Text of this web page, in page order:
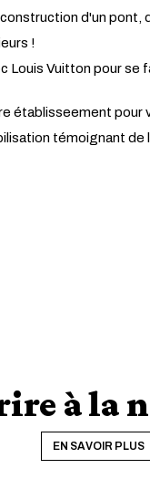
d'un
!
Vuitton pour
établisseement
témoignant
à la
EN SAVOIR PLUS